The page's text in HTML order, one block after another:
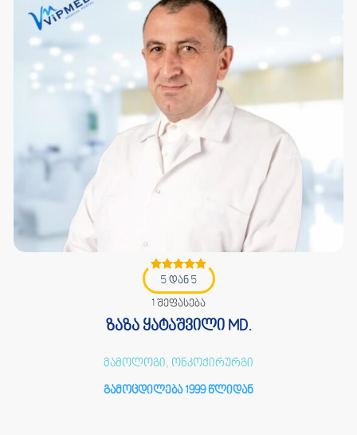
5 დან 5
1 შეფასება
ზაზა ყატაშვილი MD.
მამოლოგი, ონკოქირურგი
გამოცდილება 1999 წლიდან